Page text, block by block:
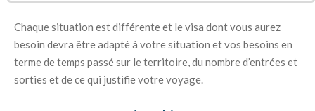
Chaque situation est différente et le visa dont vous aurez
besoin devra être adapté à votre situation et vos besoins en
terme de temps passé sur le territoire, du nombre d’entrées et
sorties et de ce qui justifie votre voyage.